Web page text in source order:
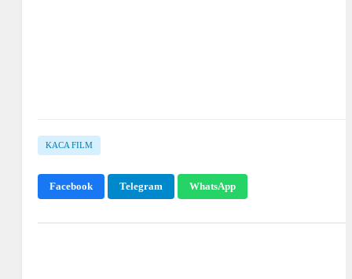
KACA FILM
Facebook Telegram WhatsApp